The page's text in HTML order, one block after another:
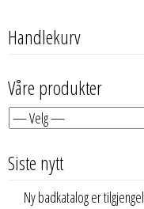
Handlekurv
Våre produkter
Siste nytt
Ny badkatalog er